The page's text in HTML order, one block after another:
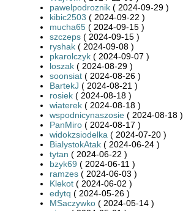
pawelpodroznik( 2024-09-29 )
kibic2503 ( 2024-09-22 )
mucha65( 2024-09-15 )
szczeps( 2024-09-15 )
ryshak( 2024-09-08 )
pkarolczyk( 2024-09-07 )
loszak( 2024-08-29 )
soonsiat( 2024-08-26 )
BartekJ ( 2024-08-21 )
rosiek( 2024-08-18 )
wiaterek( 2024-08-18 )
wspodnicynaszosie( 2024-08-18 )
PanMiro( 2024-08-17 )
widokzsiodelka ( 2024-07-20 )
BialystokAtak( 2024-06-24 )
tytan ( 2024-06-22 )
bzyk69 ( 2024-06-11 )
ramzes( 2024-06-03 )
Klekot( 2024-06-02 )
edytq ( 2024-05-26 )
MSaczywko( 2024-05-14 )